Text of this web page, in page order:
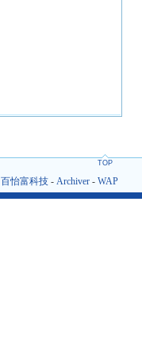
TOP
百怡富科技 - Archiver - WAP